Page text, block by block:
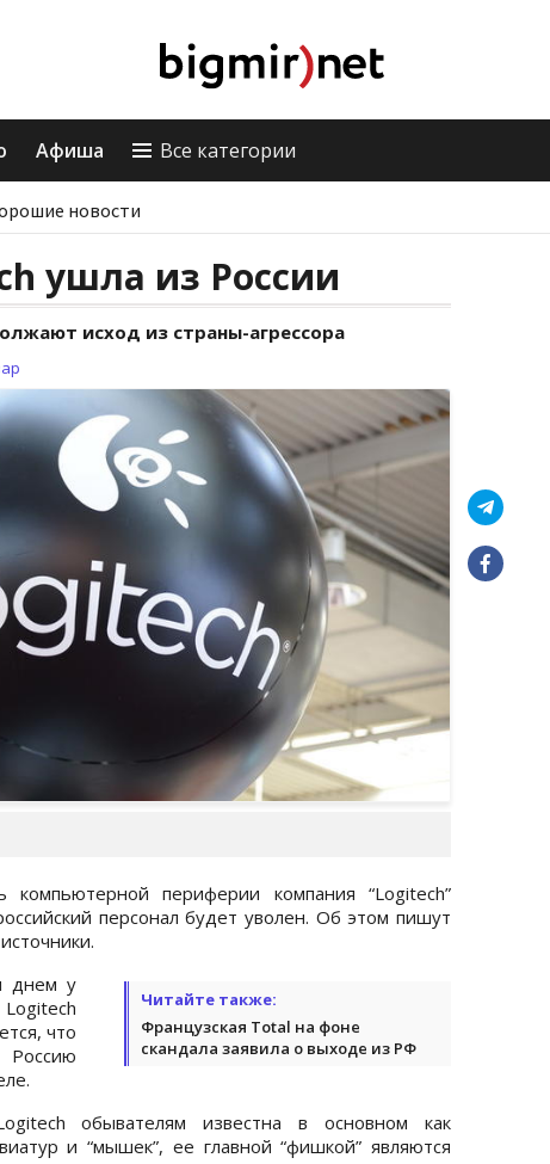
Афиша Все категории
новости
ушла из России
исход из страны-агрессора
периферии компания “Logitech”
персонал будет уволен. Об этом пишут
Читайте также:
Французская Total на фоне
скандала заявила о выходе из РФ
днем у
что
обывателям известна в основном как
и “мышек”, ее главной “фишкой” являются